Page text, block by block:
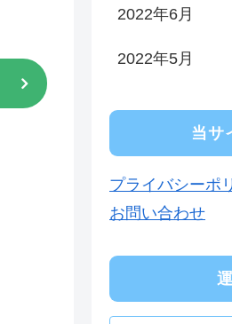
2022年6月
2022年5月
当サ
プライバシーポ
お問い合わせ